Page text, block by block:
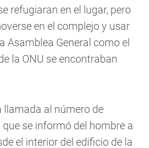
refugiaran en el lugar, pero
en el complejo y usar
Asamblea General como el
la ONU se encontraban
llamada al número de
se informó del hombre a
el interior del edificio de la